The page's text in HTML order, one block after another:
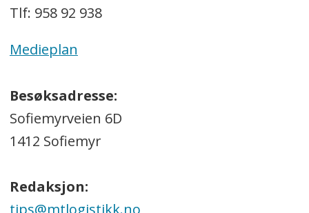
Tlf: 958 92 938
Medieplan
Besøksadresse:
Sofiemyrveien 6D
1412 Sofiemyr
Redaksjon:
tips@mtlogistikk.no